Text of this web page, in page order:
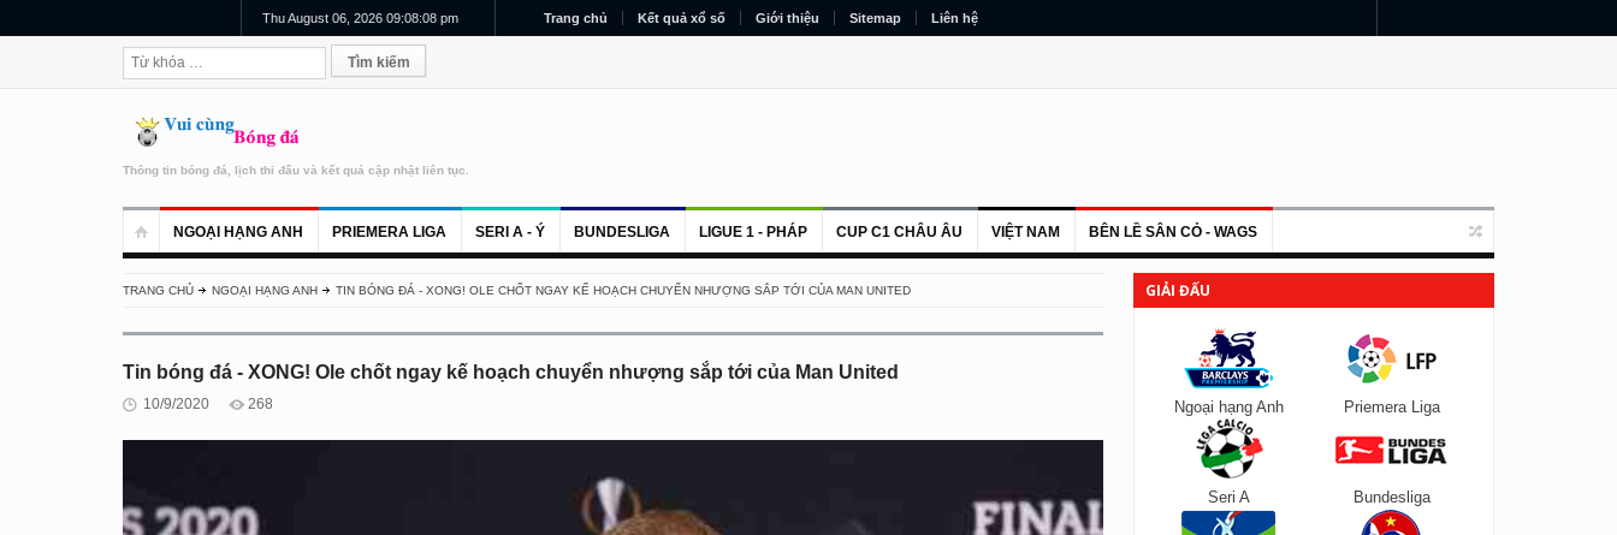
Thu August 06, 2026 09:08:09 pm Trang chủ Kết quả xổ số Giới thiệu Sitemap Liên hệ
Thông tin bóng đá, lịch thi đấu và kết quả cập nhật liên tục.
NGOẠI HẠNG ANH PRIEMERA LIGA SERI A - Ý BUNDESLIGA LIGUE 1 - PHÁP CUP C1 CHÂU ÂU VIỆT NAM BÊN LỀ SÂN CỎ - WAGS
TRANG CHỦ NGOẠI HẠNG ANH TIN BÓNG ĐÁ - XONG! OLE CHỐT NGAY KẾ HOẠCH CHUYỂN NHƯỢNG SẮP TỚI CỦA MAN UNITED
Tin bóng đá - XONG! Ole chốt ngay kế hoạch chuyển nhượng sắp tới của Man United
10/9/2020 268
GIẢI ĐẤU
Ngoại hạng Anh Priemera Liga
Seri A Bundesliga